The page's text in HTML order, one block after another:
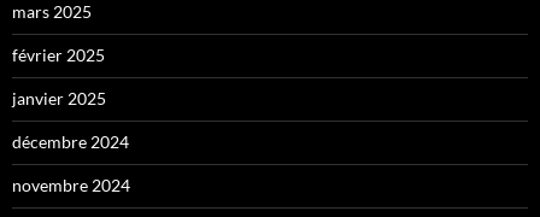
mars 2025
février 2025
janvier 2025
décembre 2024
novembre 2024